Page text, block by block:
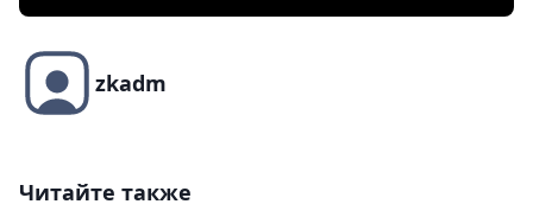
zkadm
Читайте также